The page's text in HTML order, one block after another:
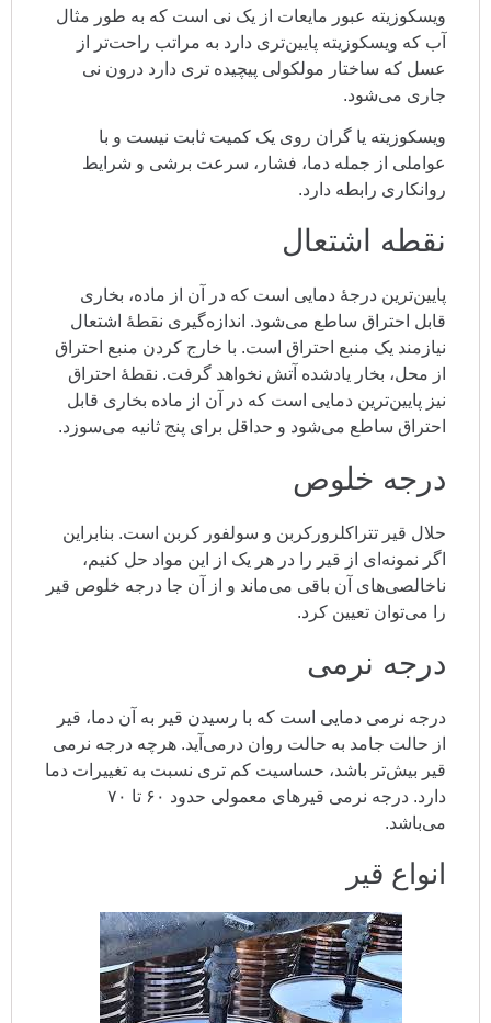
ویسکوزیته عبور مایعات از یک نی است که به طور مثال
آب که ویسکوزیته پایین‌تری دارد به مراتب راحت‌تر از
عسل که ساختار مولکولی پیچیده تری دارد درون نی
جاری می‌شود.
ویسکوزیته یا گران ‌روی یک کمیت ثابت نیست و با
عواملی از جمله دما، فشار، سرعت برشی و شرایط
روانکاری رابطه دارد.
نقطه اشتعال
پایین‌ترین درجهٔ دمایی است که در آن از ماده، بخاری
قابل احتراق ساطع می‌شود. اندازه‌گیری نقطهٔ اشتعال
نیازمند یک منبع احتراق است. با خارج کردن منبع احتراق
از محل، بخار یادشده آتش نخواهد گرفت. نقطهٔ احتراق
نیز پایین‌ترین دمایی است که در آن از ماده بخاری قابل
احتراق ساطع می‌شود و حداقل برای پنج ثانیه می‌سوزد.
درجه خلوص
حلال قیر تتراکلرورکربن و سولفور کربن است. بنابراین
اگر نمونه‌ای از قیر را در هر یک از این مواد حل کنیم،
ناخالصی‌های آن باقی می‌ماند و از آن جا درجه خلوص قیر
را می‌توان تعیین کرد.
درجه نرمی
درجه نرمی دمایی است که با رسیدن قیر به آن دما، قیر
از حالت جامد به حالت روان درمی‌آید. هرچه درجه نرمی
قیر بیش‌تر باشد، حساسیت کم تری نسبت به تغییرات دما
دارد. درجه نرمی قیرهای معمولی حدود ۶۰ تا ۷۰
می‌باشد.
انواع قیر